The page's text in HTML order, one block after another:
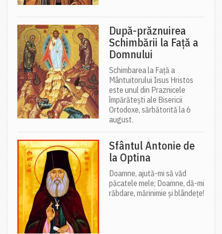
După-prăznuirea
Schimbării la Față a
Domnului
Schimbarea la Față a
Mântuitorului Iisus Hristos
este unul din Praznicele
împărătești ale Bisericii
Ortodoxe, sărbătorită la 6
august.
Sfântul Antonie de
la Optina
Doamne, ajută-mi să văd
păcatele mele; Doamne, dă-mi
răbdare, mărinimie şi blândeţe!